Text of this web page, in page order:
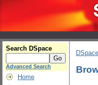
Search DSpace
Advanced Search
Home